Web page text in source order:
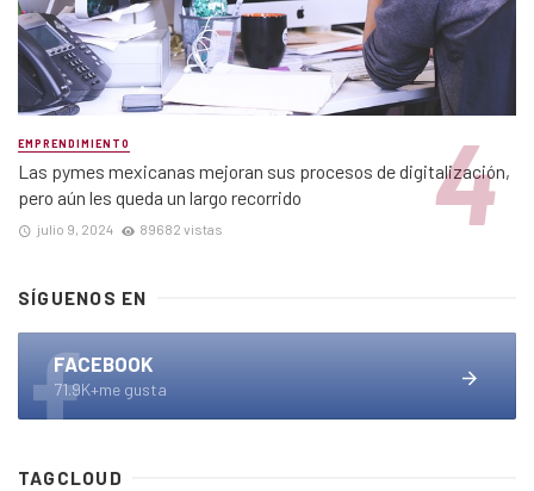
EMPRENDIMIENTO
Las pymes mexicanas mejoran sus procesos de digitalización,
pero aún les queda un largo recorrido
julio 9, 2024 89682 vistas
SÍGUENOS EN
FACEBOOK
71.9K+me gusta
TAGCLOUD